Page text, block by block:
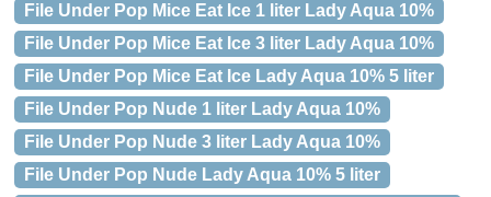
File Under Pop Mice Eat Ice 1 liter Lady Aqua 10%
File Under Pop Mice Eat Ice 3 liter Lady Aqua 10%
File Under Pop Mice Eat Ice Lady Aqua 10% 5 liter
File Under Pop Nude 1 liter Lady Aqua 10%
File Under Pop Nude 3 liter Lady Aqua 10%
File Under Pop Nude Lady Aqua 10% 5 liter